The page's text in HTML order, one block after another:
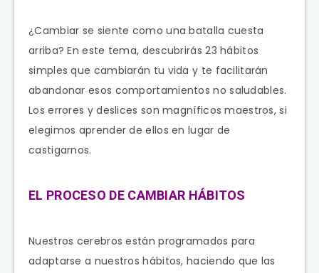
¿Cambiar se siente como una batalla cuesta
arriba? En este tema, descubrirás 23 hábitos
simples que cambiarán tu vida y te facilitarán
abandonar esos comportamientos no saludables.
Los errores y deslices son magníficos maestros, si
elegimos aprender de ellos en lugar de
castigarnos.
EL PROCESO DE CAMBIAR HÁBITOS
Nuestros cerebros están programados para
adaptarse a nuestros hábitos, haciendo que las